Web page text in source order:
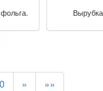
» »»